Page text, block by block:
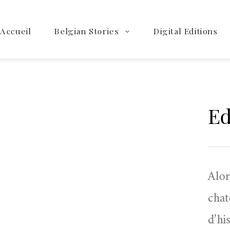
Accueil Belgian Stories Digital Editions